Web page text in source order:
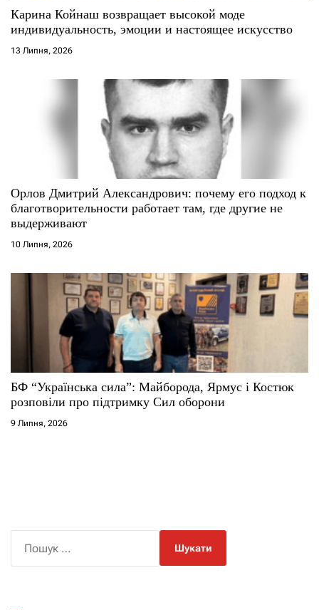
Карина Койнаш возвращает высокой моде
индивидуальность, эмоции и настоящее искусство
13 Липня, 2026
Орлов Дмитрий Александрович: почему его подход к
благотворительности работает там, где другие не
выдерживают
10 Липня, 2026
БФ “Українська сила”: Майборода, Ярмус і Костюк
розповіли про підтримку Сил оборони
9 Липня, 2026